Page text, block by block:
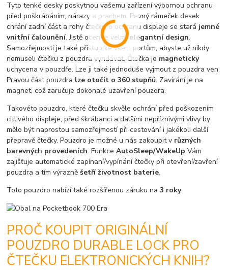
Tyto tenké desky poskytnou vašemu zařízení výbornou ochranu
před poškrábáním, nárazy a prachem. Pevný rámeček desek
chrání zadní část a rohy čtečky, o ochranu displeje se stará jemné
vnitřní čalounění. Jistě oceníte velmielegantní design.
Samozřejmostí je také přístup ke všem portům, abyste už nikdy
nemuseli čtečku z pouzdra vyndávat. Čtečka je magneticky
uchycena v pouzdře. Lze ji také jednoduše vyjmout z pouzdra ven.
Pravou část pouzdra lze otočit o 360 stupňů. Zavírání je na
magnet, což zaručuje dokonalé uzavření pouzdra.
Takovéto pouzdro, které čtečku skvěle ochrání před poškozením
citlivého displeje, před škrábanci a dalšími nepříznivými vlivy by
mělo být naprostou samozřejmostí při cestování i jakékoli další
přepravě čtečky. Pouzdro je možné u nás zakoupit v různých
barevných provedeních. FunkceAutoSleep/WakeUp Vám
zajišťuje automatické zapínaní/vypínání čtečky při otevření/zavření
pouzdra a tím výrazněšetří životnost baterie.
Toto pouzdro nabízí také rozšířenou záruku na3 roky.
PROČ KOUPIT ORIGINÁLNÍ
POUZDRO DURABLE LOCK PRO
ČTEČKU ELEKTRONICKÝCH KNIH?